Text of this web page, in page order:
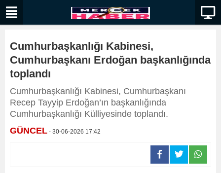
Cumhurbaşkanlığı Kabinesi,
Cumhurbaşkanı Erdoğan başkanlığında
toplandı
Cumhurbaşkanlığı Kabinesi, Cumhurbaşkanı
Recep Tayyip Erdoğan’ın başkanlığında
Cumhurbaşkanlığı Külliyesinde toplandı.
GÜNCEL - 30-06-2026 17:42